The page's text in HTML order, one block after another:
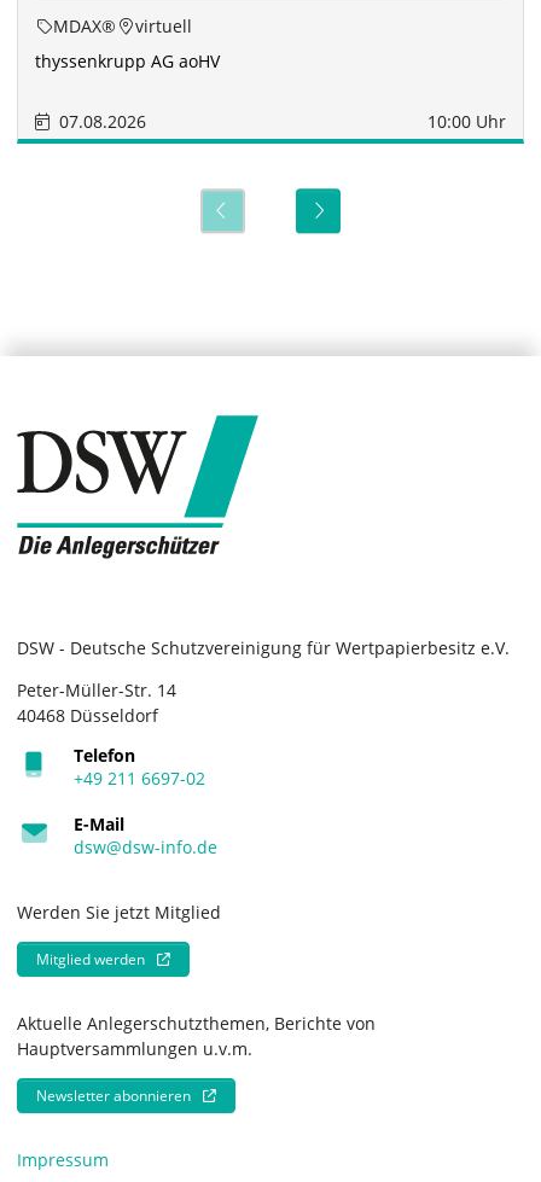
MDAX®
virtuell
thyssenkrupp AG aoHV
07.08.2026 10:00 Uhr
DSW - Deutsche Schutzvereinigung für Wertpapierbesitz e.V.
Peter-Müller-Str. 14
40468 Düsseldorf
Telefon
+49 211 6697-02
E-Mail
dsw@dsw-info.de
Werden Sie jetzt Mitglied
Mitglied werden
Aktuelle Anlegerschutzthemen, Berichte von
Hauptversammlungen u.v.m.
Newsletter abonnieren
Impressum